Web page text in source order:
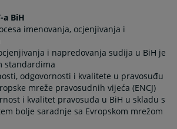
a BiH
imenovanja, ocjenjivanja i
i napredovanja sudija u BiH je
standardima
odgovornosti i kvalitete u pravosuđu
mreže pravosudnih vijeća (ENCJ)
i kvalitet pravosuđa u BiH u skladu s
bolje saradnje sa Evropskom mrežom